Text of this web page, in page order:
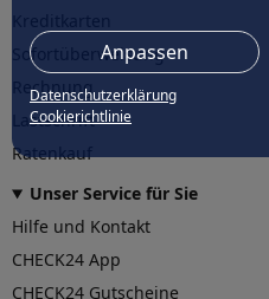
Anpassen
Datenschutzerklärung
Cookierichtlinie
Sofortüberweisung
Rechnung
Lastschrift
Ratenkauf
Unser Service für Sie
Hilfe und Kontakt
CHECK24 App
CHECK24 Gutscheine